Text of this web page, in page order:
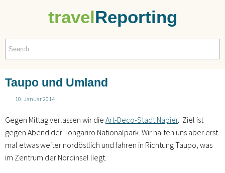
travelReporting
Taupo und Umland
10. Januar 2014
Gegen Mittag verlassen wir die Art-Deco-Stadt Napier. Ziel ist
gegen Abend der Tongariro Nationalpark. Wir halten uns aber erst
mal etwas weiter nordöstlich und fahren in Richtung Taupo, was
im Zentrum der Nordinsel liegt.